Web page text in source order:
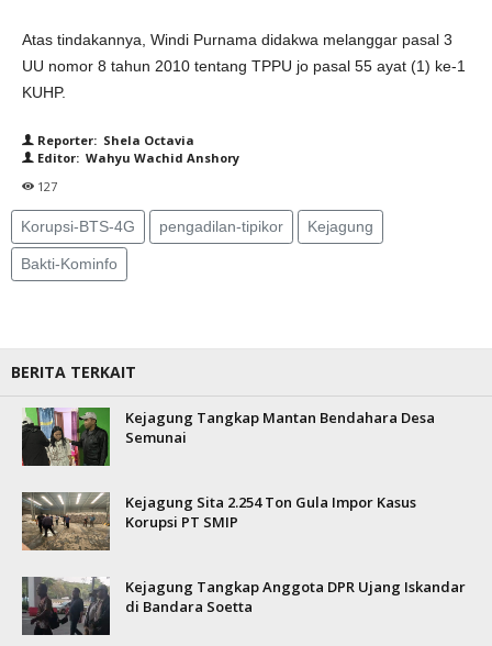
Atas tindakannya, Windi Purnama didakwa melanggar pasal 3
UU nomor 8 tahun 2010 tentang TPPU jo pasal 55 ayat (1) ke-1
KUHP.
Reporter: Shela Octavia
Editor: Wahyu Wachid Anshory
127
Korupsi-BTS-4G pengadilan-tipikor Kejagung
Bakti-Kominfo
BERITA TERKAIT
Kejagung Tangkap Mantan Bendahara Desa
Semunai
Kejagung Sita 2.254 Ton Gula Impor Kasus
Korupsi PT SMIP
Kejagung Tangkap Anggota DPR Ujang Iskandar
di Bandara Soetta